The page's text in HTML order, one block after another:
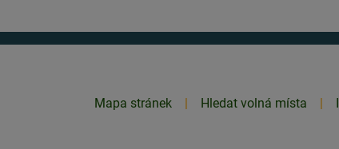
Mapa stránek Hledat volná místa